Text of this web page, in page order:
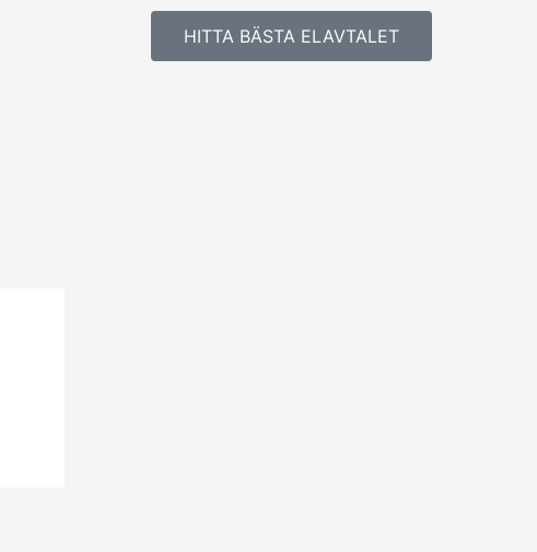
HITTA BÄSTA ELAVTALET